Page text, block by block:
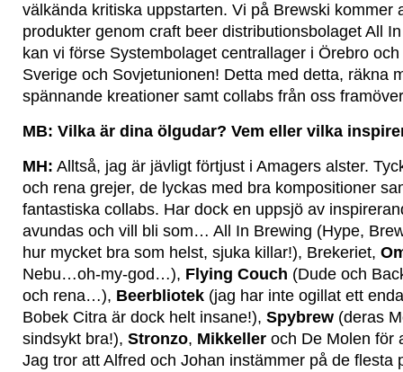
välkända kritiska uppstarten. Vi på Brewski kommer
produkter genom craft beer distributionsbolaget All
kan vi förse Systembolaget centrallager i Örebro
Sverige och Sovjetunionen! Detta med detta, räkna
spännande kreationer samt collabs från oss
MB: Vilka är dina ölgudar? Vem eller vilka
MH: Alltså, jag är jävligt förtjust i Amagers alster.
och rena grejer, de lyckas med bra kompositioner
fantastiska collabs. Har dock en uppsjö av
avundas och vill bli som… All In Brewing (Hype,
hur mycket bra som helst, sjuka killar!), Brekeriet,
Nebu…oh-my-god…), Flying Couch (Dude och
och rena…), Beerbliotek (jag har inte ogillat ett
Bobek Citra är dock helt insane!), Spybrew (deras
sindsykt bra!), Stronzo, Mikkeller och De Molen
Jag tror att Alfred och Johan instämmer på de flesta